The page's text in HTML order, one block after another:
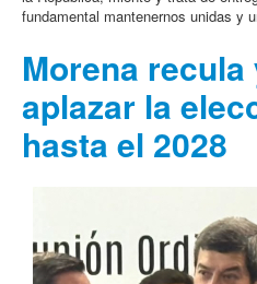
fundamental mantenernos unidas y
Morena recula
aplazar la
hasta el 2028